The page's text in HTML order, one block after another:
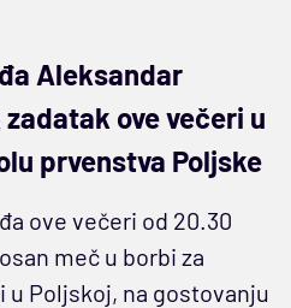
Aleksandar
ove večeri u
prvenstva Poljske
ove večeri od 20.30
meč u borbi za
u Poljskoj, na gostovanju